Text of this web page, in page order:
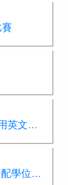
家長教育課程(三)-如何如何運用英文故事提升學生的閱讀及語文能力
2022至2023年度「小一自行分配學位」取錄名單